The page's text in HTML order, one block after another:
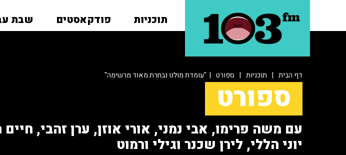
תוכניות פודקאסטים שבת
דף הבית | תוכניות | ספורט | "עומדת מולנו נבחרת מאוד מרשימה"
ספורט
עם משה פרימו, אבי נמני, אורי אוזן, ערן זהבי, חיים
יוני הללי, לירן שכנר וגילי ורמוט